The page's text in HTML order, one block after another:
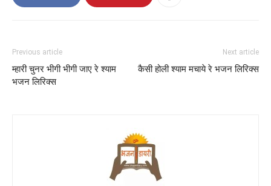
Previous article
म्हारी चुनर भीगी भीगी जाए रे श्याम
भजन लिरिक्स
Next article
कैसी होली श्याम मचाये रे भजन लिरिक्स